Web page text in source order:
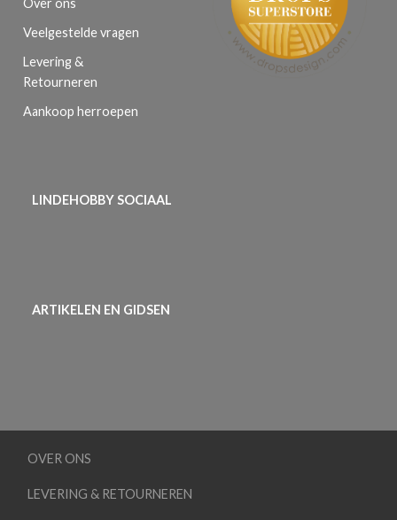
Over ons
Veelgestelde vragen
Levering &
Retourneren
Aankoop herroepen
LINDEHOBBY SOCIAAL
ARTIKELEN EN GIDSEN
OVER ONS
LEVERING & RETOURNEREN